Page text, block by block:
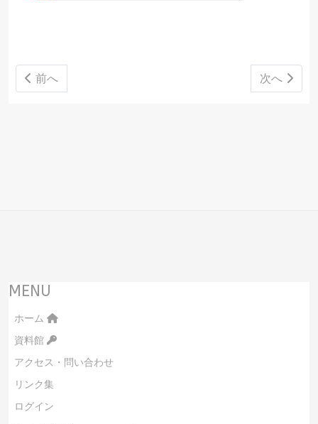
前の記事へ: 9月例会(9/19)
前へ 次の記事
次へ
MENU
ホーム
資料館
アクセス・問い合わせ
リンク集
ログイン